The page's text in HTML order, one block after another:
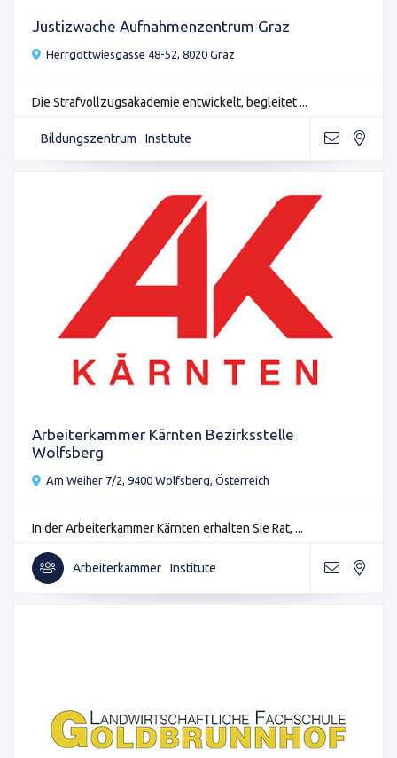
Justizwache Aufnahmenzentrum Graz
Herrgottwiesgasse 48-52, 8020 Graz
Die Strafvollzugsakademie entwickelt, begleitet ...
Bildungszentrum Institute
Arbeiterkammer Kärnten Bezirksstelle
Wolfsberg
Am Weiher 7/2, 9400 Wolfsberg, Österreich
In der Arbeiterkammer Kärnten erhalten Sie Rat, ...
Arbeiterkammer Institute